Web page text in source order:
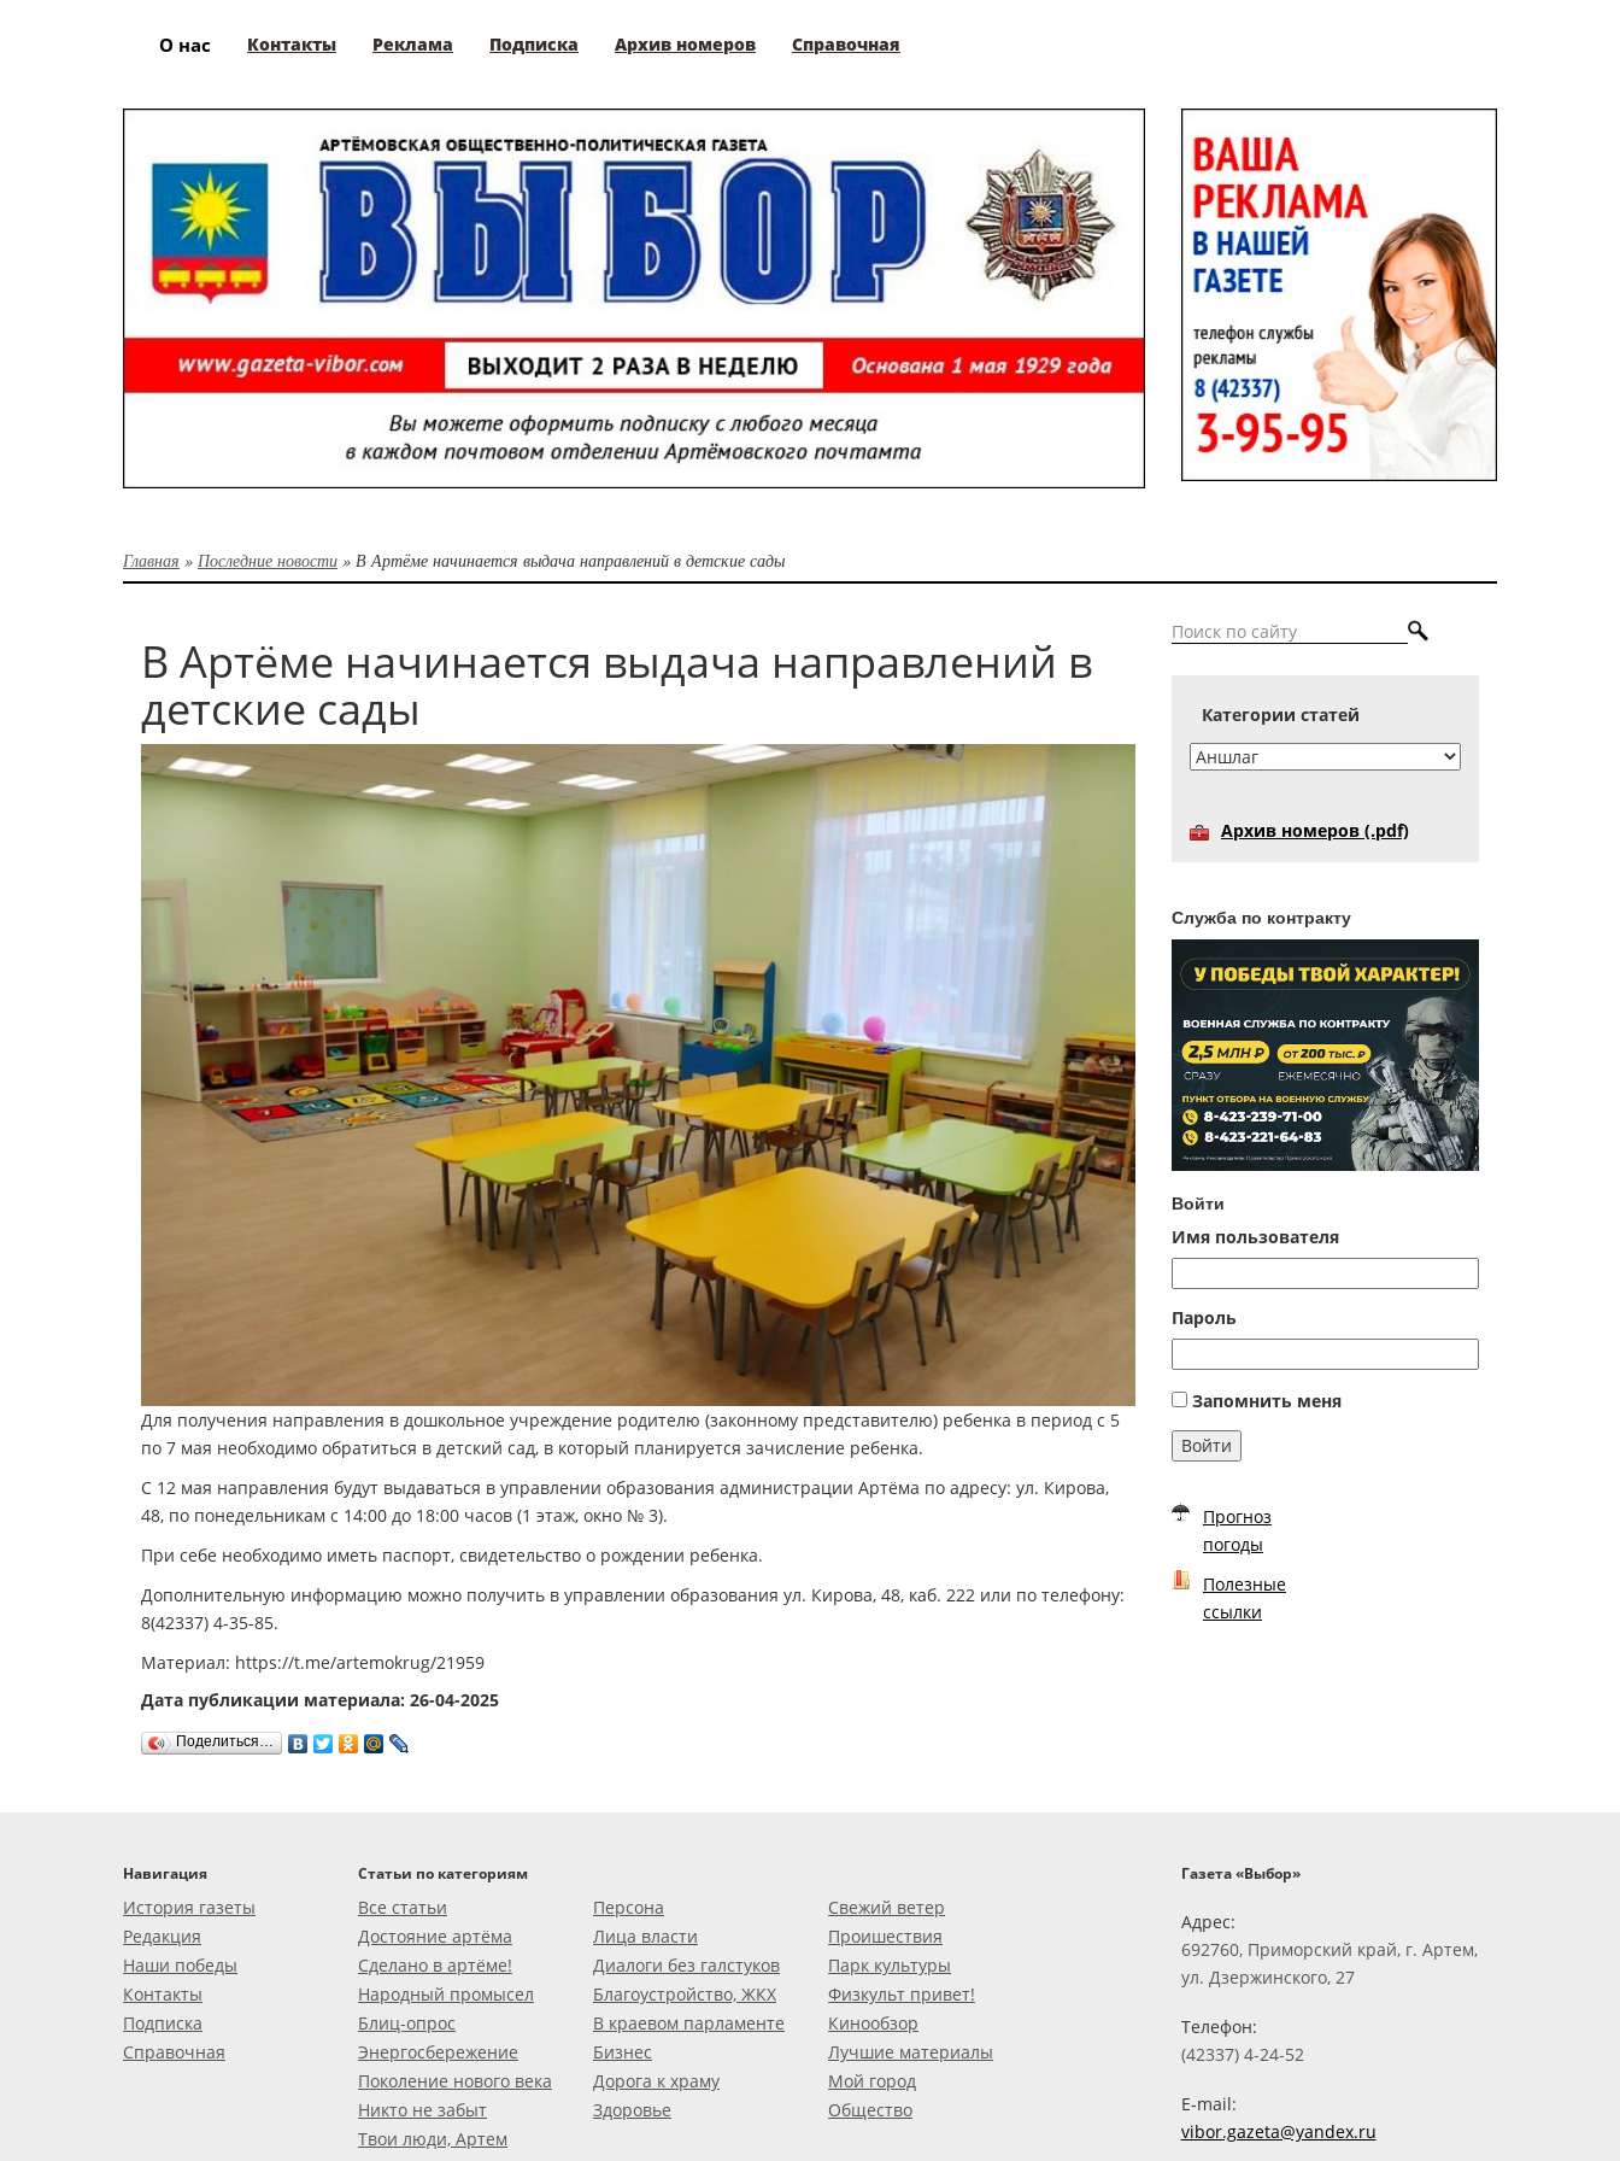
О нас Контакты Реклама Подписка Архив номеров Справочная
Главная » Последние новости » В Артёме начинается выдача направлений в детские сады
В Артёме начинается выдача направлений в
детские сады
Для получения направления в дошкольное учреждение родителю (законному представителю) ребенка в период с 5
по 7 мая необходимо обратиться в детский сад, в который планируется зачисление ребенка.
С 12 мая направления будут выдаваться в управлении образования администрации Артёма по адресу: ул. Кирова,
48, по понедельникам с 14:00 до 18:00 часов (1 этаж, окно № 3).
При себе необходимо иметь паспорт, свидетельство о рождении ребенка.
Дополнительную информацию можно получить в управлении образования ул. Кирова, 48, каб. 222 или по телефону:
8(42337) 4-35-85.
Материал: https://t.me/artemokrug/21959
Дата публикации материала: 26-04-2025
Поделиться…
Категории статей
Архив номеров (.pdf)
Служба по контракту
Войти
Имя пользователя
Пароль
Запомнить меня
Войти
Прогноз
погоды
Полезные
ссылки
Навигация
История газеты
Редакция
Наши победы
Контакты
Подписка
Справочная
Статьи по категориям
Все статьи
Достояние артёма
Сделано в артёме!
Народный промысел
Блиц-опрос
Энергосбережение
Поколение нового века
Никто не забыт
Твои люди, Артем
Персона
Лица власти
Диалоги без галстуков
Благоустройство, ЖКХ
В краевом парламенте
Бизнес
Дорога к храму
Здоровье
Свежий ветер
Проишествия
Парк культуры
Физкульт привет!
Кинообзор
Лучшие материалы
Мой город
Общество
Газета «Выбор»
Адрес:
692760, Приморский край, г. Артем,
ул. Дзержинского, 27
Телефон:
(42337) 4-24-52
E-mail:
vibor.gazeta@yandex.ru